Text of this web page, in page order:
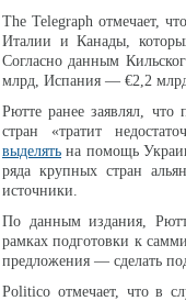
The Telegraph отмечает,
Италии и Канады,
Согласно данным
млрд, Испания — €2,2
Рютте ранее заявлял,
стран «тратит
выделять на помощь
ряда крупных стран
источники.
По данным издания,
рамках подготовки к
предложения — сделать
Politico отмечает, что в